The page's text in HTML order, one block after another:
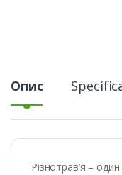
Опис
Різнотрав’я –